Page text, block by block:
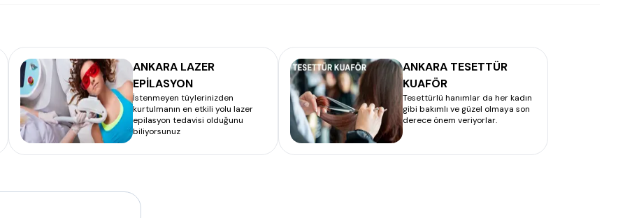
ANKARA LAZER
EPİLASYON
İstenmeyen tüylerinizden
kurtulmanın en etkili yolu lazer
epilasyon tedavisi olduğunu
biliyorsunuz
ANKARA TESETTÜR
KUAFÖR
Tesettürlü hanımlar da her kadın
gibi bakımlı ve güzel olmaya son
derece önem veriyorlar.